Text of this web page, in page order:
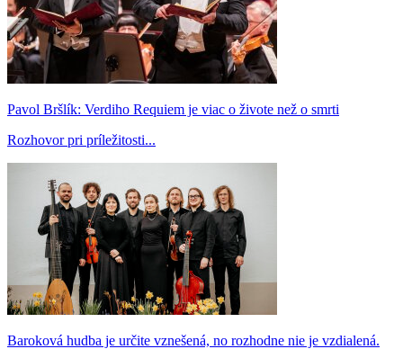
Pavol Bršlík: Verdiho Requiem je viac o živote než o smrti
Rozhovor pri príležitosti...
Baroková hudba je určite vznešená, no rozhodne nie je vzdialená.